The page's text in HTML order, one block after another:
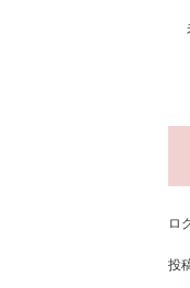
ロ
投